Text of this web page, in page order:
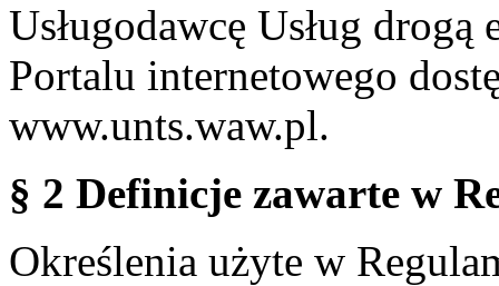
Usługodawcę Usług
Portalu internetowego
www.unts.waw.pl.
§ 2 Definicje zawarte w
Określenia użyte w